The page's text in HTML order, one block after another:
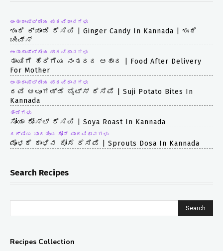
ಅಂತಾರಾಷ್ಟ್ರೀಯ ಪಾಕವಿಧಾನಗಳು
ಶುಂಠಿ ಕ್ಯಾಂಡಿ ರೆಸಿಪಿ | Ginger Candy In Kannada | ಶುಂಠಿ
ಚೀವ್ಸ್
ಅಂತಾರಾಷ್ಟ್ರೀಯ ಪಾಕವಿಧಾನಗಳು
ತಾಯಿಗೆ ಹೆರಿಗೆಯ ನಂತರದ ಆಹಾರ | Food After Delivery
For Mother
ಅಂತಾರಾಷ್ಟ್ರೀಯ ಪಾಕವಿಧಾನಗಳು
ರವೆ ಆಲೂಗಡ್ಡೆ ಬೈಟ್ಸ್ ರೆಸಿಪಿ | Suji Potato Bites In
Kannada
ತಿಂಡಿಗಳು
ಸೋಯಾ ರೋಸ್ಟ್ ರೆಸಿಪಿ | Soya Roast In Kannada
ದಕ್ಷಿಣ ಭಾರತೀಯ ದೋಸೆ ಪಾಕವಿಧಾನಗಳು
ಮೊಳಕೆ ಕಾಳಿನ ದೋಸೆ ರೆಸಿಪಿ | Sprouts Dosa In Kannada
Search Recipes
Search
Recipes Collection